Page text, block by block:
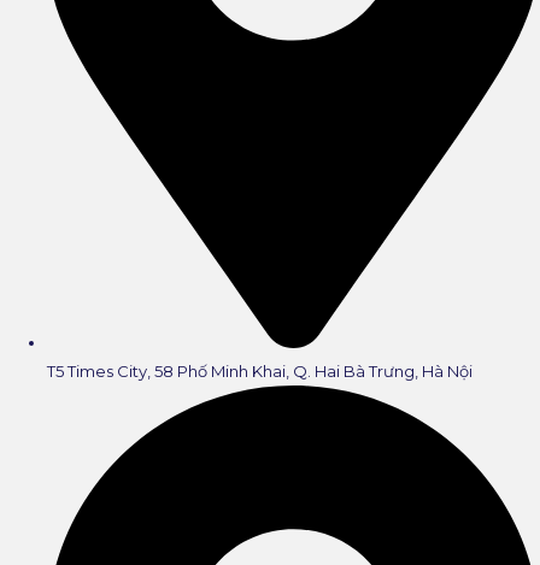
T5 Times City, 58 Phố Minh Khai, Q. Hai Bà Trưng, Hà Nội